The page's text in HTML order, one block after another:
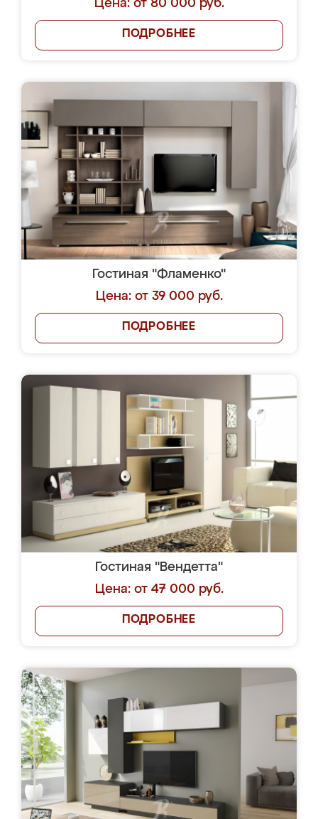
Цена: от 80 000 руб.
ПОДРОБНЕЕ
Гостиная "Фламенко"
Цена: от 39 000 руб.
ПОДРОБНЕЕ
Гостиная "Вендетта"
Цена: от 47 000 руб.
ПОДРОБНЕЕ